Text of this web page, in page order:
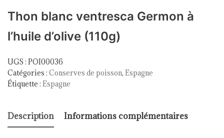
Thon blanc ventresca Germon à
l’huile d’olive (110g)
UGS : POI00036
Catégories : Conserves de poisson, Espagne
Étiquette : Espagne
Description Informations complémentaires